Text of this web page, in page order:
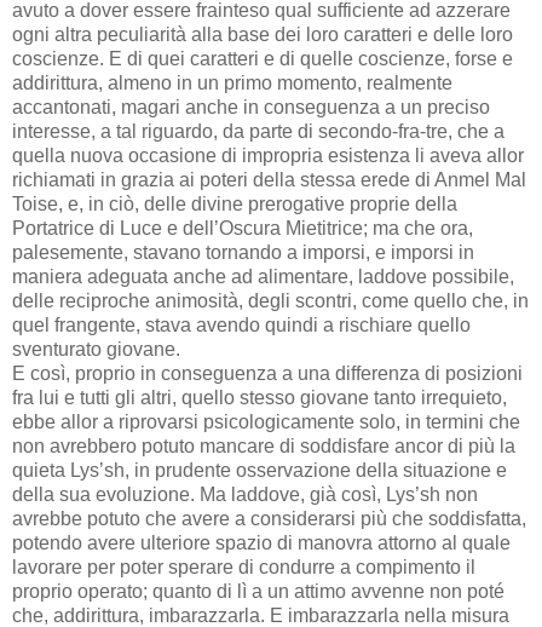
avuto a dover essere frainteso qual sufficiente ad azzerare
ogni altra peculiarità alla base dei loro caratteri e delle loro
coscienze. E di quei caratteri e di quelle coscienze, forse e
addirittura, almeno in un primo momento, realmente
accantonati, magari anche in conseguenza a un preciso
interesse, a tal riguardo, da parte di secondo-fra-tre, che a
quella nuova occasione di impropria esistenza li aveva allor
richiamati in grazia ai poteri della stessa erede di Anmel Mal
Toise, e, in ciò, delle divine prerogative proprie della
Portatrice di Luce e dell’Oscura Mietitrice; ma che ora,
palesemente, stavano tornando a imporsi, e imporsi in
maniera adeguata anche ad alimentare, laddove possibile,
delle reciproche animosità, degli scontri, come quello che, in
quel frangente, stava avendo quindi a rischiare quello
sventurato giovane.
E così, proprio in conseguenza a una differenza di posizioni
fra lui e tutti gli altri, quello stesso giovane tanto irrequieto,
ebbe allor a riprovarsi psicologicamente solo, in termini che
non avrebbero potuto mancare di soddisfare ancor di più la
quieta Lys’sh, in prudente osservazione della situazione e
della sua evoluzione. Ma laddove, già così, Lys’sh non
avrebbe potuto che avere a considerarsi più che soddisfatta,
potendo avere ulteriore spazio di manovra attorno al quale
lavorare per poter sperare di condurre a compimento il
proprio operato; quanto di lì a un attimo avvenne non poté
che, addirittura, imbarazzarla. E imbarazzarla nella misura